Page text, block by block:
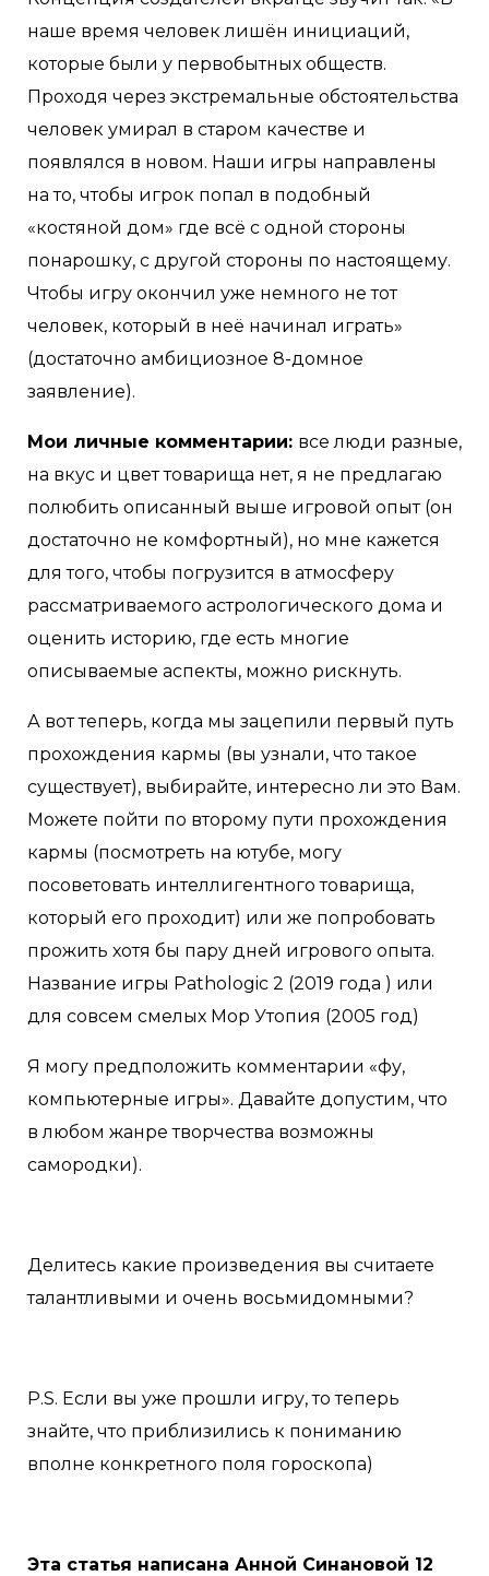
наше время человек лишён инициаций,
которые были у первобытных обществ.
Проходя через экстремальные обстоятельства
человек умирал в старом качестве и
появлялся в новом. Наши игры направлены
на то, чтобы игрок попал в подобный
«костяной дом» где всё с одной стороны
понарошку, с другой стороны по настоящему.
Чтобы игру окончил уже немного не тот
человек, который в неё начинал играть»
(достаточно амбициозное 8-домное
заявление).
Мои личные комментарии: все люди разные,
на вкус и цвет товарища нет, я не предлагаю
полюбить описанный выше игровой опыт (он
достаточно не комфортный), но мне кажется
для того, чтобы погрузится в атмосферу
рассматриваемого астрологического дома и
оценить историю, где есть многие
описываемые аспекты, можно рискнуть.
А вот теперь, когда мы зацепили первый путь
прохождения кармы (вы узнали, что такое
существует), выбирайте, интересно ли это Вам.
Можете пойти по второму пути прохождения
кармы (посмотреть на ютубе, могу
посоветовать интеллигентного товарища,
который его проходит) или же попробовать
прожить хотя бы пару дней игрового опыта.
Название игры Pathologic 2 (2019 года ) или
для совсем смелых Мор Утопия (2005 год)
Я могу предположить комментарии «фу,
компьютерные игры». Давайте допустим, что
в любом жанре творчества возможны
самородки).
Делитесь какие произведения вы считаете
талантливыми и очень восьмидомными?
P.S. Если вы уже прошли игру, то теперь
знайте, что приблизились к пониманию
вполне конкретного поля гороскопа)
Эта статья написана Анной Синановой 12